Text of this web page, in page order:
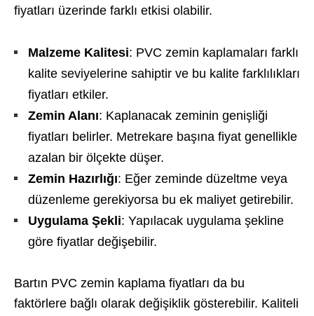
fiyatları üzerinde farklı etkisi olabilir.
Malzeme Kalitesi: PVC zemin kaplamaları farklı
kalite seviyelerine sahiptir ve bu kalite farklılıkları
fiyatları etkiler.
Zemin Alanı: Kaplanacak zeminin genişliği
fiyatları belirler. Metrekare başına fiyat genellikle
azalan bir ölçekte düşer.
Zemin Hazırlığı: Eğer zeminde düzeltme veya
düzenleme gerekiyorsa bu ek maliyet getirebilir.
Uygulama Şekli: Yapılacak uygulama şekline
göre fiyatlar değişebilir.
Bartın PVC zemin kaplama fiyatları da bu
faktörlere bağlı olarak değişiklik gösterebilir. Kaliteli